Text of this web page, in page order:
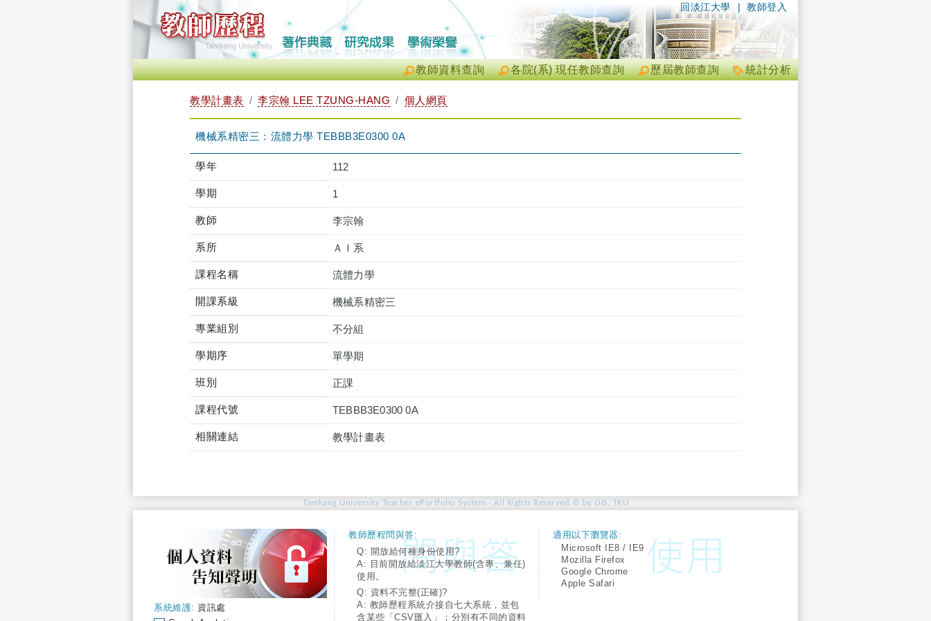
| 教師登入
回淡江大學
統計分析
歷屆教師查詢
各院(系) 現任教師查詢
教師資料查詢
教學計畫表 李宗翰 LEE TZUNG-HANG 個人網頁
機械系精密三：流體力學 TEBBB3E0300 0A
學年 112
學期 1
教師 李宗翰
系所 ＡＩ系
課程名稱 流體力學
開課系級 機械系精密三
專業組別 不分組
學期序 單學期
班別 正課
課程代號 TEBBB3E0300 0A
相關連結 教學計畫表
Tamkang University Teacher ePortfolio System - All Rights Reserved © by OIS, TKU
系統維護: 資訊處
教師歷程問與答:
Q: 開放給何種身份使用?
A: 目前開放給淡江大學教師(含專、兼任)
使用。
Q: 資料不完整(正確)?
A: 教師歷程系統介接自七大系統，並包
含某些「CSV匯入」；分別有不同的資料
適用以下瀏覽器:
Microsoft IE8 / IE9
Mozilla Firefox
Google Chrome
Apple Safari